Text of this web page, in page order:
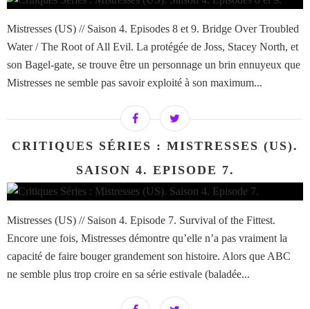
Mistresses (US) // Saison 4. Episodes 8 et 9. Bridge Over Troubled
Water / The Root of All Evil. La protégée de Joss, Stacey North, et
son Bagel-gate, se trouve être un personnage un brin ennuyeux que
Mistresses ne semble pas savoir exploité à son maximum...
CRITIQUES SÉRIES : MISTRESSES (US).
SAISON 4. EPISODE 7.
Mistresses (US) // Saison 4. Episode 7. Survival of the Fittest.
Encore une fois, Mistresses démontre qu’elle n’a pas vraiment la
capacité de faire bouger grandement son histoire. Alors que ABC
ne semble plus trop croire en sa série estivale (baladée...